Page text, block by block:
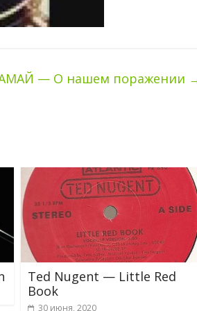
— О нашем поражении
Ted Nugent — Little Red
Book
30 июня, 2020